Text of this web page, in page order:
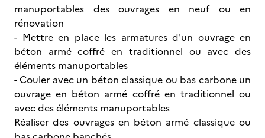
manuportables des ouvrages en neuf ou en
rénovation
- Mettre en place les armatures d'un ouvrage en
béton armé coffré en traditionnel ou avec des
éléments manuportables
- Couler avec un béton classique ou bas carbone un
ouvrage en béton armé coffré en traditionnel ou
avec des éléments manuportables
Réaliser des ouvrages en béton armé classique ou